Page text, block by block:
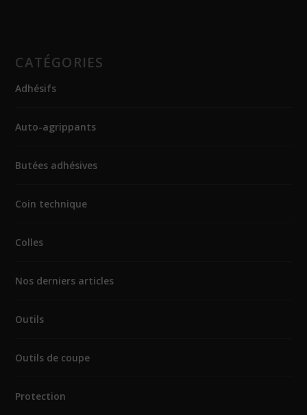
CATÉGORIES
Adhésifs
Auto-agrippants
Butées adhésives
Coin technique
Colles
Nos derniers articles
Outils
Outils de coupe
Protection